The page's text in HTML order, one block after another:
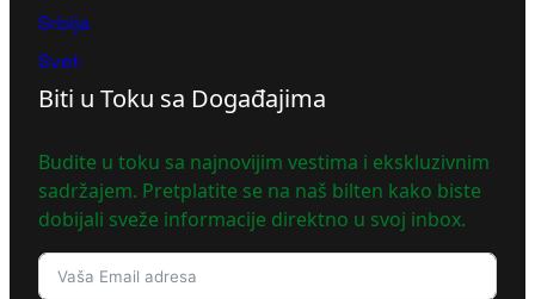
Srbija
Svet
Biti u Toku sa Događajima
Budite u toku sa najnovijim vestima i ekskluzivnim
sadržajem. Pretplatite se na naš bilten kako biste
dobijali sveže informacije direktno u svoj inbox.